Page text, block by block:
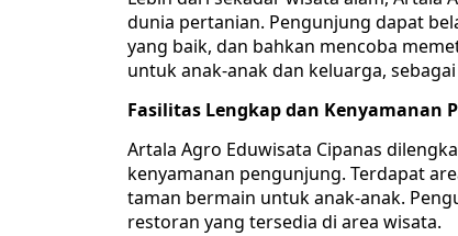
dunia pertanian. Pengunjung dapat
yang baik, dan bahkan mencoba
untuk anak-anak dan keluarga,
Fasilitas Lengkap dan Kenyamanan
Artala Agro Eduwisata Cipanas
kenyamanan pengunjung. Terdapat
taman bermain untuk anak-anak.
restoran yang tersedia di area wisata.